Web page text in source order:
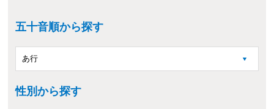
五十音順から探す
性別から探す